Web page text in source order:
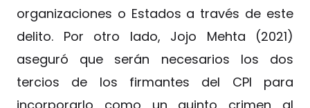
organizaciones o Estados a través de este
delito. Por otro lado, Jojo Mehta (2021)
aseguró que serán necesarios los dos
tercios de los firmantes del CPI para